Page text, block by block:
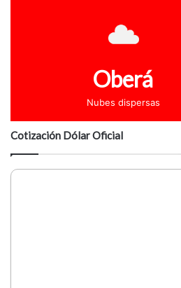
Oberá
Nubes dispersas
Cotización Dólar Oficial